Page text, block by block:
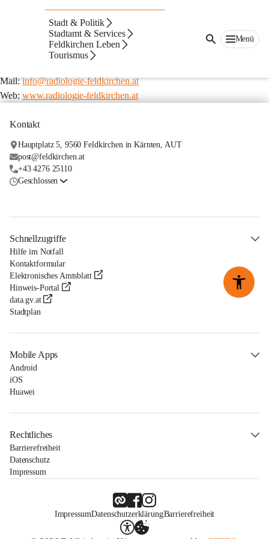
Stadt & Politik
Stadtamt & Services
Feldkirchen Leben
Tourismus
Menü
Dr. Barbara Oberdabernig
Dr.-A.-Lemisch-Straße 9
9560 Feldkirchen in Kärnten
Telefon: 04276 3144
Mail: info@radiologie-feldkirchen.at
Web: www.radiologie-feldkirchen.at
Kontakt
Hauptplatz 5, 9560 Feldkirchen in Kärnten, AUT
post@feldkirchen.at
+43 4276 25110
Geschlossen
Schnellzugriffe
Hilfe im Notfall
Kontaktformular
Elektronisches Amtsblatt
Hinweis-Portal
data.gv.at
Stadtplan
Mobile Apps
Android
iOS
Huawei
Rechtliches
Barrierefreiheit
Datenschutz
Impressum
ImpressumDatenschutzerklärungBarrierefreiheit